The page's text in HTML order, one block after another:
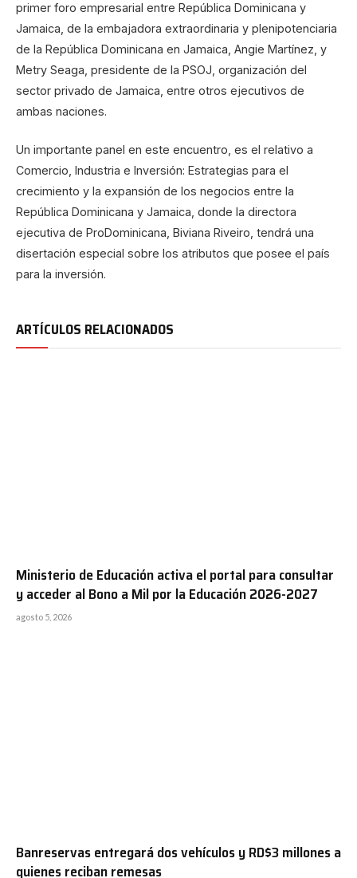
primer foro empresarial entre República Dominicana y
Jamaica, de la embajadora extraordinaria y plenipotenciaria
de la República Dominicana en Jamaica, Angie Martínez, y
Metry Seaga, presidente de la PSOJ, organización del
sector privado de Jamaica, entre otros ejecutivos de
ambas naciones.
Un importante panel en este encuentro, es el relativo a
Comercio, Industria e Inversión: Estrategias para el
crecimiento y la expansión de los negocios entre la
República Dominicana y Jamaica, donde la directora
ejecutiva de ProDominicana, Biviana Riveiro, tendrá una
disertación especial sobre los atributos que posee el país
para la inversión.
ARTÍCULOS RELACIONADOS
Ministerio de Educación activa el portal para consultar
y acceder al Bono a Mil por la Educación 2026-2027
agosto 5, 2026
Banreservas entregará dos vehículos y RD$3 millones a
quienes reciban remesas